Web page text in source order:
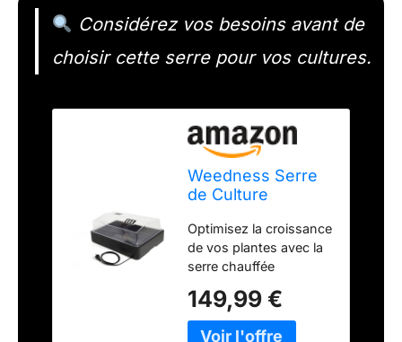
Considérez vos besoins avant de
choisir cette serre pour vos cultures.
Weedness Serre
de Culture
x 22 cm - Culture
Intérieure et
Extérieure
Tomates Semis
Mini Chambre
Boutures
Optimisez la croissance
de vos plantes avec la
serre chauffée
semis et boutures,
garantissant un
149,99 €